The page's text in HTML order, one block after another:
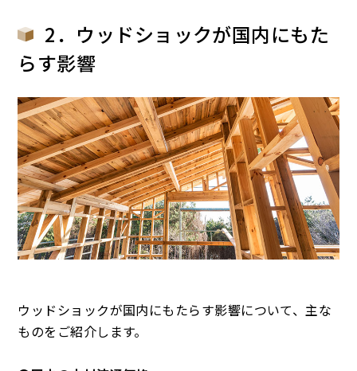
2．ウッドショックが国内にもた
らす影響
ウッドショックが国内にもたらす影響について、主な
ものをご紹介します。